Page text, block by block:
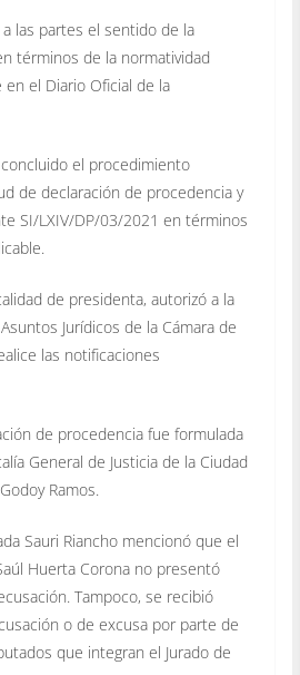
las partes el sentido de la
términos de la normatividad
el Diario Oficial de la
el procedimiento
de declaración de procedencia y
SI/LXIV/DP/03/2021 en términos
de presidenta, autorizó a la
Jurídicos de la Cámara de
las notificaciones
de procedencia fue formulada
General de Justicia de la Ciudad
Ramos.
Sauri Riancho mencionó que el
Huerta Corona no presentó
Tampoco, se recibió
o de excusa por parte de
que integran el Jurado de